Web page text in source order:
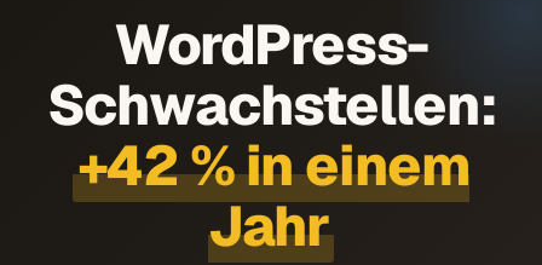
WordPress-
Schwachstellen:
+42 % in einem
Jahr